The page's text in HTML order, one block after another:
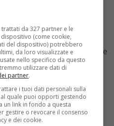
troppo piccoli per
sono milioni.
modo incontrollato
un potenziale rischio, anche
dei casi i frammenti si
la superficie
dimensioni di Swift, con
certa consistenza,
al rientro, con
le aree sorvolate.
da 327 partner e le
(come cookie,
del dispositivo) potrebbero
da loro visualizzate e
nello specifico da questo
utilizzare dati di
partner.
i tuoi dati personali sulla
quale puoi opporti gestendo
un link in fondo a questa
gestire o revocare il consenso
e dei cookie.